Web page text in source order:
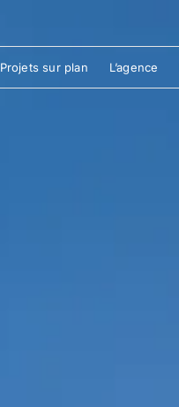
Projets sur plan L’agence